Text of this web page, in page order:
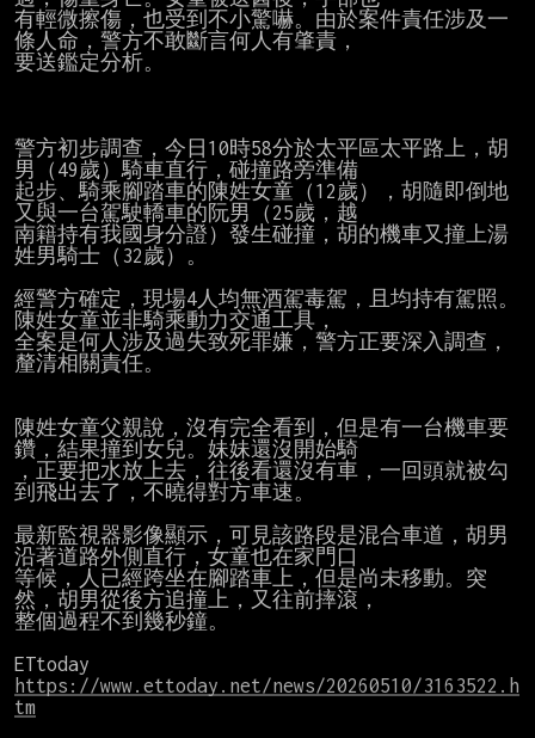
有輕微擦傷，也受到不小驚嚇。由於案件責任涉及一
條人命，警方不敢斷言何人有肇責，
要送鑑定分析。
警方初步調查，今日10時58分於太平區太平路上，胡
男（49歲）騎車直行，碰撞路旁準備
起步、騎乘腳踏車的陳姓女童（12歲），胡隨即倒地
又與一台駕駛轎車的阮男（25歲，越
南籍持有我國身分證）發生碰撞，胡的機車又撞上湯
姓男騎士（32歲）。
經警方確定，現場4人均無酒駕毒駕，且均持有駕照。
陳姓女童並非騎乘動力交通工具，
全案是何人涉及過失致死罪嫌，警方正要深入調查，
釐清相關責任。
陳姓女童父親說，沒有完全看到，但是有一台機車要
鑽，結果撞到女兒。妹妹還沒開始騎
，正要把水放上去，往後看還沒有車，一回頭就被勾
到飛出去了，不曉得對方車速。
最新監視器影像顯示，可見該路段是混合車道，胡男
沿著道路外側直行，女童也在家門口
等候，人已經跨坐在腳踏車上，但是尚未移動。突
然，胡男從後方追撞上，又往前摔滾，
整個過程不到幾秒鐘。
https://www.ettoday.net/news/20260510/3163522.h
tm